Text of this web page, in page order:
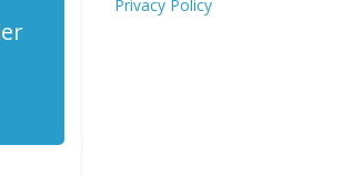
Privacy Policy